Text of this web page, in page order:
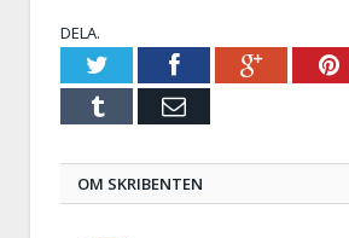
DELA.
TwitterFacebookGoogle+
Tumblr E-
OM SKRIBENTEN